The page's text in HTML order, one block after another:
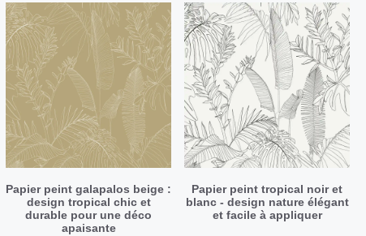
Papier peint galapalos beige :
design tropical chic et
durable pour une déco
apaisante
Papier peint tropical noir et
blanc - design nature élégant
et facile à appliquer